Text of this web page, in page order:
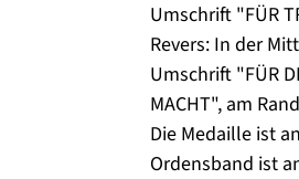
Umschrift "FÜR
Revers: In der
Umschrift "FÜR
MACHT", am
Die Medaille ist
Ordensband ist